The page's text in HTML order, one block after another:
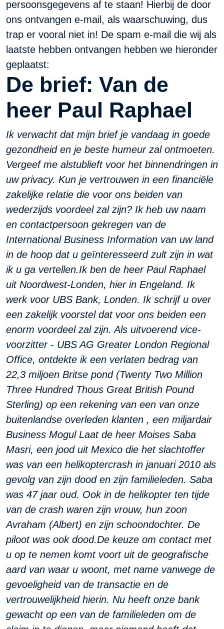
persoonsgegevens af te staan! Hierbij de door
ons ontvangen e-mail, als waarschuwing, dus
trap er vooral niet in! De spam e-mail die wij als
laatste hebben ontvangen hebben we hieronder
geplaatst:
De brief: Van de
heer Paul Raphael
Ik verwacht dat mijn brief je vandaag in goede
gezondheid en je beste humeur zal ontmoeten.
Vergeef me alstublieft voor het binnendringen in
uw privacy. Kun je vertrouwen in een financiële
zakelijke relatie die voor ons beiden van
wederzijds voordeel zal zijn? Ik heb uw naam
en contactpersoon gekregen van de
International Business Information van uw land
in de hoop dat u geïnteresseerd zult zijn in wat
ik u ga vertellen.Ik ben de heer Paul Raphael
uit Noordwest-Londen, hier in Engeland. Ik
werk voor UBS Bank, Londen. Ik schrijf u over
een zakelijk voorstel dat voor ons beiden een
enorm voordeel zal zijn. Als uitvoerend vice-
voorzitter - UBS AG Greater London Regional
Office, ontdekte ik een verlaten bedrag van
22,3 miljoen Britse pond (Twenty Two Million
Three Hundred Thous Great British Pound
Sterling) op een rekening van een van onze
buitenlandse overleden klanten , een miljardair
Business Mogul Laat de heer Moises Saba
Masri, een jood uit Mexico die het slachtoffer
was van een helikoptercrash in januari 2010 als
gevolg van zijn dood en zijn familieleden. Saba
was 47 jaar oud. Ook in de helikopter ten tijde
van de crash waren zijn vrouw, hun zoon
Avraham (Albert) en zijn schoondochter. De
piloot was ook dood.De keuze om contact met
u op te nemen komt voort uit de geografische
aard van waar u woont, met name vanwege de
gevoeligheid van de transactie en de
vertrouwelijkheid hierin. Nu heeft onze bank
gewacht op een van de familieleden om de